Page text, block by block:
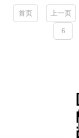
首页 上一页
6